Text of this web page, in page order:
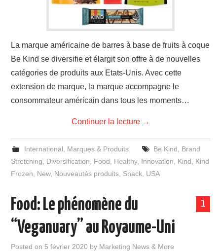
La marque américaine de barres à base de fruits à coque
Be Kind se diversifie et élargit son offre à de nouvelles
catégories de produits aux Etats-Unis. Avec cette
extension de marque, la marque accompagne le
consommateur américain dans tous les moments…
Continuer la lecture →
International Marques & Produits Be Kind
Brand
Stretching
Diversification Food Healthy, Innovation Kind
Kind
Frozen
New, Nouveautés produits Snack USA
1
Food: Le phénomène du
“Veganuary” au Royaume-Uni
Posted on 5 février 2020 by Marketing News & More